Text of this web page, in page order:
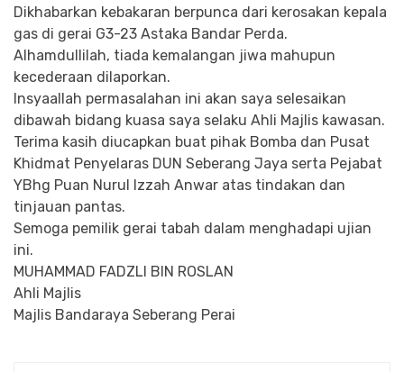
Dikhabarkan kebakaran berpunca dari kerosakan kepala
gas di gerai G3-23 Astaka Bandar Perda.
Alhamdullilah, tiada kemalangan jiwa mahupun
kecederaan dilaporkan.
Insyaallah permasalahan ini akan saya selesaikan
dibawah bidang kuasa saya selaku Ahli Majlis kawasan.
Terima kasih diucapkan buat pihak Bomba dan Pusat
Khidmat Penyelaras DUN Seberang Jaya serta Pejabat
YBhg Puan Nurul Izzah Anwar atas tindakan dan
tinjauan pantas.
Semoga pemilik gerai tabah dalam menghadapi ujian
ini.
MUHAMMAD FADZLI BIN ROSLAN
Ahli Majlis
Majlis Bandaraya Seberang Perai